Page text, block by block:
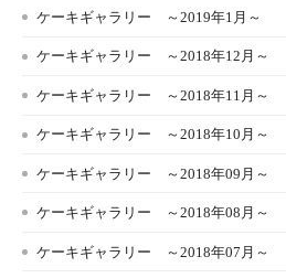
ケーキギャラリー ～2019年1月～
ケーキギャラリー ～2018年12月～
ケーキギャラリー ～2018年11月～
ケーキギャラリー ～2018年10月～
ケーキギャラリー ～2018年09月～
ケーキギャラリー ～2018年08月～
ケーキギャラリー ～2018年07月～